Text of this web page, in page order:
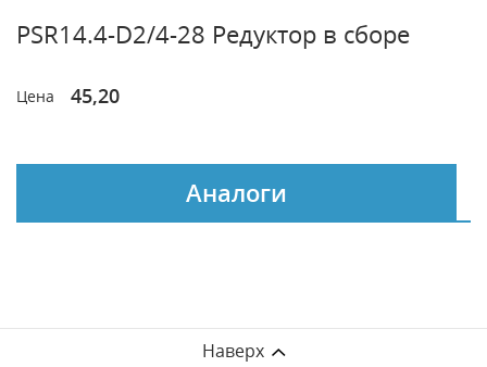
PSR14.4-D2/4-28 Редуктор в сборе
Цена 45,20
Аналоги
Наверх